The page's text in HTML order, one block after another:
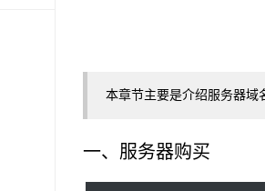
本章节主要是介绍服务器域
一、服务器购买